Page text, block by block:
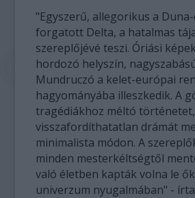
"Egyszerű, allegorikus a
forgatott Delta, a hatalmas
szereplőjévé teszi. Óriási
hordozó helyszín,
Mundruczó a kelet-európai
hagyományába illeszkedik. A
tragédiákhoz méltó történetet,
visszafordíthatatlan drámát
minimalista módon. A
minden mesterkéltségtől
való életben kapták volna le
univerzum nyugalmában" -